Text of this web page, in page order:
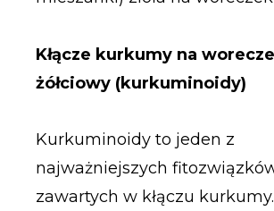
Kłącze kurkumy na
żółciowy (kurkuminoidy)
Kurkuminoidy to jeden z
najważniejszych
zawartych w kłączu kurkumy.